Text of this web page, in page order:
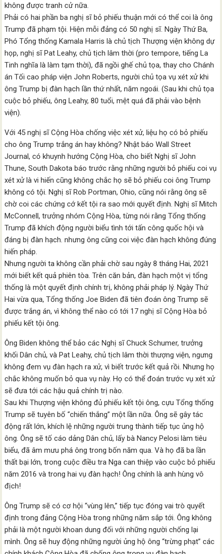
không được tranh cử nữa.
Phải có hai phần ba nghị sĩ bỏ phiếu thuận mới có thể coi là ông
Trump đã phạm tội. Hiện mỗi đảng có 50 nghị sĩ. Ngày Thứ Ba,
Phó Tổng thống Kamala Harris là chủ tịch Thượng viện không dự
họp, nghị sĩ Pat Leahy, chủ tịch lâm thời (pro tempore, tiếng La
Tinh nghĩa là làm tạm thời), đã ngồi ghế chủ tọa, thay cho Chánh
án Tối cao pháp viện John Roberts, người chủ tọa vụ xét xử khi
ông Trump bị đàn hạch lần thứ nhất, năm ngoái. (Sau khi chủ tọa
cuộc bỏ phiếu, ông Leahy, 80 tuổi, mệt quá đã phải vào bệnh
viện).
Với 45 nghị sĩ Cộng Hòa chống việc xét xử, liệu họ có bỏ phiếu
cho ông Trump trắng án hay không? Nhật báo Wall Street
Journal, có khuynh hướng Cộng Hòa, cho biết Nghị sĩ John
Thune, South Dakota báo trước rằng những người bỏ phiếu coi vụ
xét xử là vi hiến cũng không chắc họ sẽ bỏ phiếu coi ông Trump
không có tội. Nghị sĩ Rob Portman, Ohio, cũng nói rằng ông sẽ
chờ coi các chứng cớ kết tội ra sao mới quyết định. Nghị sĩ Mitch
McConnell, trưởng nhóm Cộng Hòa, từng nói rằng Tổng thống
Trump đã khích động người biểu tình tới tấn công quốc hội và
đáng bị đàn hạch. nhưng ông cũng coi việc đàn hạch không đúng
hiến pháp.
Nhưng người ta không cần phải chờ sau ngày 8 tháng Hai, 2021
mới biết kết quả phiên tòa. Trên căn bản, đàn hạch một vị tổng
thống là một quyết định chính trị, không phải pháp lý. Ngày Thứ
Hai vừa qua, Tổng thống Joe Biden đã tiên đoán ông Trump sẽ
được trắng án, vì không thể nào có tới 17 nghị sĩ Cộng Hòa bỏ
phiếu kết tội ông.
Ông Biden không thể bảo các Nghị sĩ Chuck Schumer, trưởng
khối Dân chủ, và Pat Leahy, chủ tịch lâm thời thượng viện, ngưng
không đem vụ đàn hạch ra xử, vì biết trước kết quả rồi. Nhưng họ
chắc không muốn bỏ qua vụ này. Họ có thể đoán trước vụ xét xử
sẽ đưa tới các hậu quả chính trị nào.
Sau khi Thượng viện không đủ phiếu kết tội ông, cựu Tổng thống
Trump sẽ tuyên bố “chiến thắng” một lần nữa. Ông sẽ gây tác
động rất lớn, khích lệ những người trung thành tiếp tục ủng hộ
ông. Ông sẽ tố cáo dảng Dân chủ, lấy bà Nancy Pelosi làm tiêu
biểu, đã âm mưu phá ông trong bốn năm qua. Và họ đã ba lần
thất bại lớn, trong cuộc điều tra Nga can thiệp vào cuộc bỏ phiếu
năm 2016 và trong hai vụ đàn hạch! Ông chính là anh hùng vô
địch!
Ông Trump sẽ có cơ hội “vùng lên,” tiếp tục đóng vai trò quyết
định trong đảng Cộng Hòa trong những năm sắp tới. Ông không
phải là một người khoan dung đối với những người chống lại
mình. Ông sẽ huy động những người ủng hộ ông “trừng phạt” các